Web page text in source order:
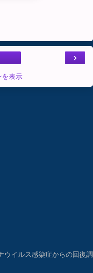
›
を表示
ウイルス感染症からの回復調